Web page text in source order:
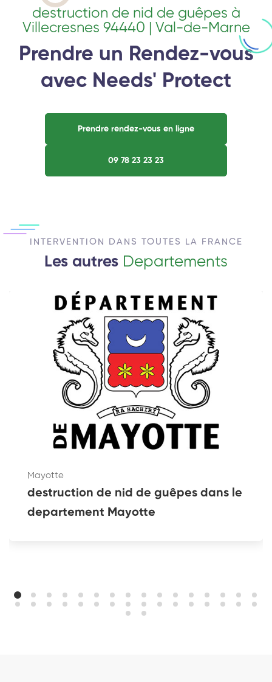
destruction de nid de guêpes à
Villecresnes 94440 | Val-de-Marne
Prendre un Rendez-vous
avec Needs' Protect
Prendre rendez-vous en ligne
09 78 23 23 23
INTERVENTION DANS TOUTES LA FRANCE
Les autres Departements
Mayotte
destruction de nid de guêpes dans le
departement Mayotte